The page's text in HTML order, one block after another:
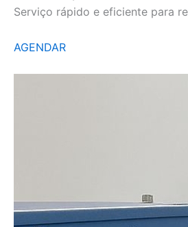
Serviço rápido e eficiente para
AGENDAR